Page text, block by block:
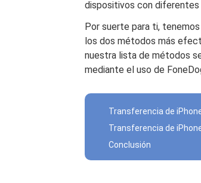
dispositivos con
Por suerte para ti,
los dos métodos más
nuestra lista de métodos
mediante el uso de
Transferencia de
Transferencia de
Conclusión